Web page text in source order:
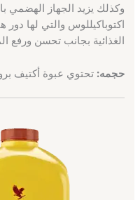
وكذلك يزيد الجهاز الهضمي
اكتوباكيللوس والتي لها
الغذائية بجانب تحسن ورفع
حجمه: تحتوي عبوة أكتيف برو بي